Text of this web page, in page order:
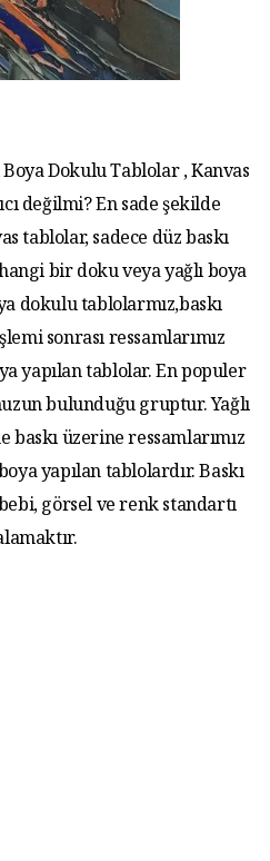
Boya Dokulu Tablolar , Kanvas
değilmi? En sade şekilde
tablolar, sadece düz baskı
bir doku veya yağlı boya
dokulu tablolarmız,baskı
sonrası ressamlarımız
yapılan tablolar. En populer
bulunduğu gruptur. Yağlı
baskı üzerine ressamlarımız
yapılan tablolardır. Baskı
görsel ve renk standartı